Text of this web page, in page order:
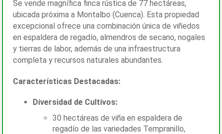
Se vende magnífica finca rústica de 77 hectáreas,
ubicada próxima a Montalbo (Cuenca). Esta propiedad
excepcional ofrece una combinación única de viñedos
en espaldera de regadío, almendros de secano, nogales
y tierras de labor, además de una infraestructura
completa y recursos naturales abundantes.
Características Destacadas:
Diversidad de Cultivos:
30 hectáreas de viña en espaldera de
regadío de las variedades Tempranillo,